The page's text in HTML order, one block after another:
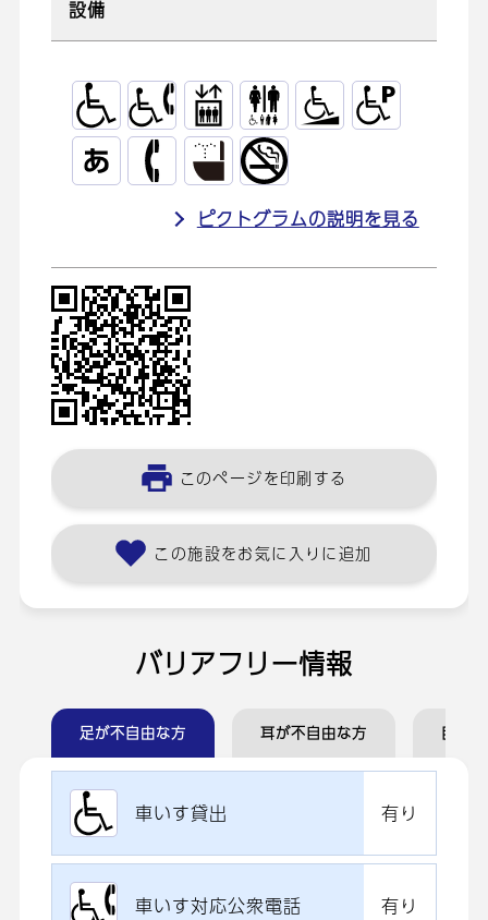
設備
ピクトグラムの説明を見る
このページを印刷する
この施設をお気に入りに追加
バリアフリー情報
足が不自由な方 耳が不自由な方 目が
車いす貸出 有り
車いす対応公衆電話 有り